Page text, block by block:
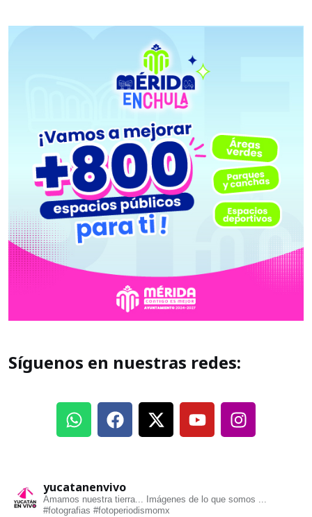
Síguenos en nuestras redes:
yucatanenvivo
Amamos nuestra tierra... Imágenes de lo que somos ...
#fotografias #fotoperiodismomx